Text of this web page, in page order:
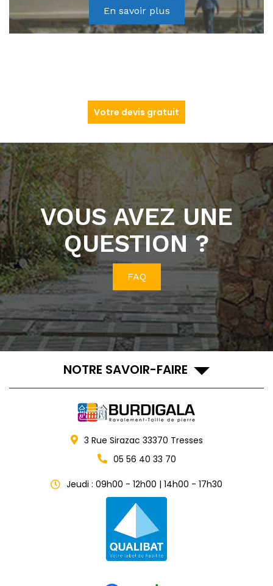
En savoir plus
Votre devis gratuit
VOUS AVEZ UNE
QUESTION ?
FAQ
NOTRE SAVOIR-FAIRE
3 Rue Sirazac 33370 Tresses
05 56 40 33 70
Jeudi : 09h00 - 12h00 | 14h00 - 17h30